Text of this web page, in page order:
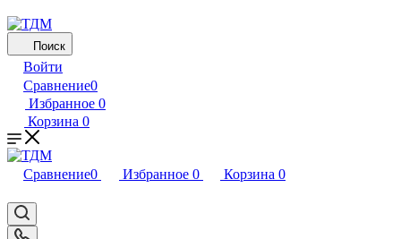
Поиск
Войти
Сравнение0
Избранное 0
Корзина 0
Сравнение0 Избранное 0 Корзина 0